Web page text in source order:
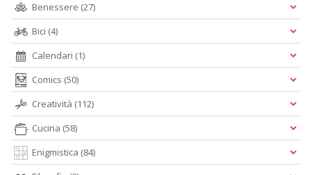
Benessere (27)
Bici (4)
Calendari (1)
Comics (50)
Creatività (112)
Cucina (58)
Enigmistica (84)